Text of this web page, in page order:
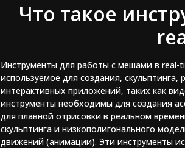
Что такое
Инструменты для работы с мешами в
используемое для создания,
интерактивных приложений, таких как
инструменты необходимы для создания
для плавной отрисовки в реальном
скульптинга и низкополигонального
движений (анимации). Эти инструменты